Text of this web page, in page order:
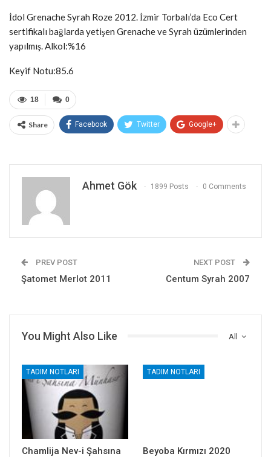
İdol Grenache Syrah Roze 2012. İzmir Torbalı’da Eco Cert
sertifikalı bağlarda yetişen Grenache ve Syrah üzümlerinden
yapılmış. Alkol:%16
Keyif Notu:85.6
0
18
Share Facebook Twitter Google+
Ahmet Gök 1899 Posts 0 Comments
PREV POST
Şatomet Merlot 2011
NEXT POST
Centum Syrah 2007
All
You Might Also Like
TADIM NOTLARI
Chamlija Nev-i Şahsına
TADIM NOTLARI
Beyoba Kırmızı 2020